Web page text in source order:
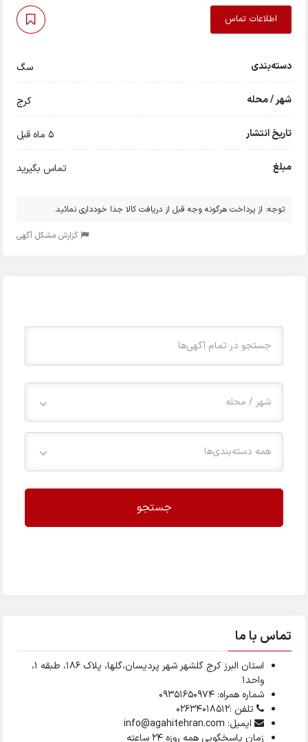
اطلاعات تماس
دسته‌بندی سگ
شهر / محله کرج
تاریخ انتشار 5 ماه قبل
مبلغ تماس بگیرید
توجه: از پرداخت هرگونه وجه قبل از دریافت کالا جدا خودداری نمائید.
گزارش مشکل آگهی
شهر / محله
همه دسته‌بندی‌ها
جستجو
تماس با ما
استان البرز کرج گلشهر شهر پردیسان،گلها، پلاک ۱۸۶، طبقه ۱،
واحد1
شماره همراه: 09351650974
تلفن :02634018512
ایمیل: info@agahitehran.com
زمان پاسخگویی همه روزه 24 ساعته